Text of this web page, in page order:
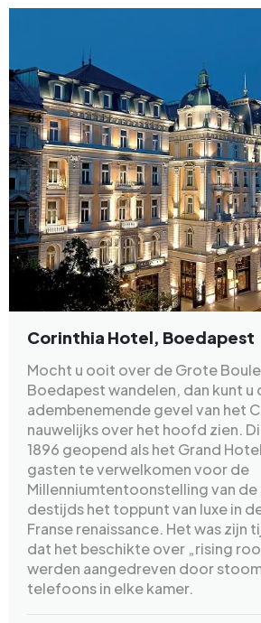
Corinthia Hotel, Boedapest
Mocht u ooit over de Grote
Boedapest wandelen, dan kunt u
adembenemende gevel van het
nauwelijks over het hoofd zien.
1896 geopend als het Grand
gasten te verwelkomen voor de
Millenniumtentoonstelling van de
destijds het toppunt van luxe in
Franse renaissance. Het was zijn
dat het beschikte over „rising
werden aangedreven door
telefoons in elke kamer.